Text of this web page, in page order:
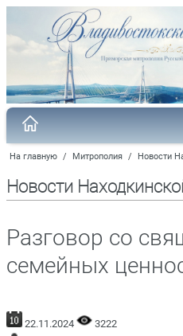
На главную / Митрополия / Новости
Новости
Разговор со
семейных
22.11.2024
3222